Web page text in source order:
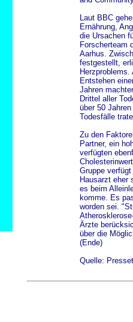
Laut BBC
Ernährung,
die Ursachen
Forscherteam
Aarhus.
festgestellt,
Entstehen
Jahren
Drittel aller
über 50
Todesfälle
Zu den
Partner, ein
verfügten
Gruppe
Hausarzt eher
es beim
komme. Es
worden sei.
Ärzte
über die
(Ende)
Quelle: